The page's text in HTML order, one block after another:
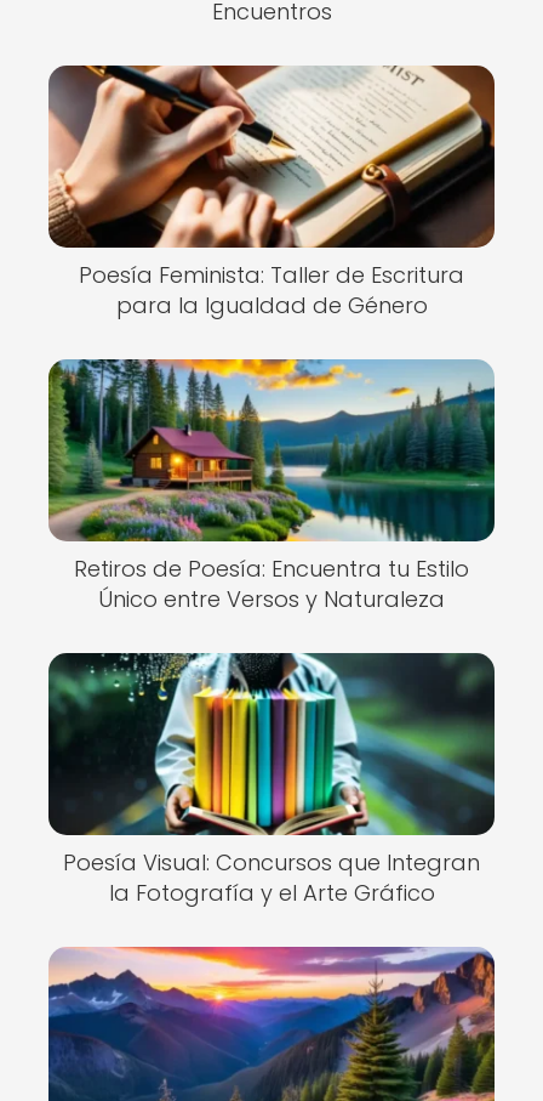
Encuentros
Poesía Feminista: Taller de Escritura
para la Igualdad de Género
Retiros de Poesía: Encuentra tu Estilo
Único entre Versos y Naturaleza
Poesía Visual: Concursos que Integran
la Fotografía y el Arte Gráfico